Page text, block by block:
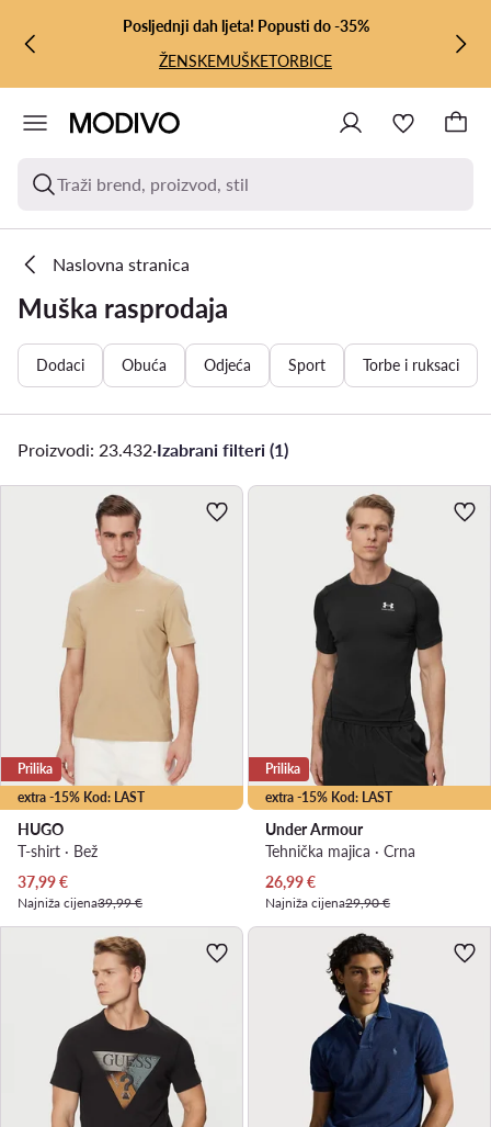
PRIJEĐI NA GLAVNI SADRŽAJ
PRIJEĐI NA PRETRAŽIVANJE
Posljednji dah ljeta! Popusti do -35%
ŽENSKEMUŠKETORBICE
Traži brend, proizvod, stil
Naslovna stranica
Muška rasprodaja
Dodaci Obuća Odjeća Sport Torbe i ruksaci
Proizvodi: 23.432·Izabrani filteri (1)
extra -15% Kod: LAST
Prilika
HUGO
T-shirt · Bež
Trenutna cijena
37,99€
Najniža cijena39,99 €
extra -15% Kod: LAST
Prilika
Under Armour
Tehnička majica · Crna
Trenutna cijena
26,99€
Najniža cijena29,90 €